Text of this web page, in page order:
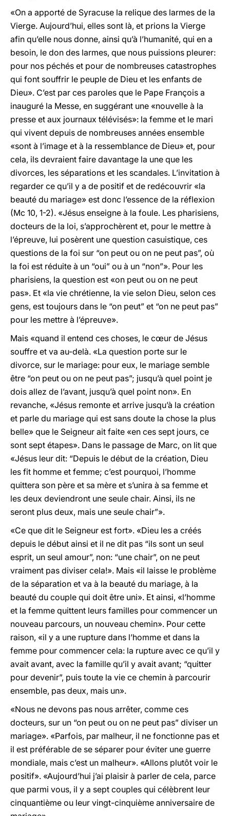
«On a apporté de Syracuse la relique des larmes de la
Vierge. Aujourd’hui, elles sont là, et prions la Vierge
afin qu’elle nous donne, ainsi qu’à l’humanité, qui en a
besoin, le don des larmes, que nous puissions pleurer:
pour nos péchés et pour de nombreuses catastrophes
qui font souffrir le peuple de Dieu et les enfants de
Dieu». C’est par ces paroles que le Pape François a
inauguré la Messe, en suggérant une «nouvelle à la
presse et aux journaux télévisés»: la femme et le mari
qui vivent depuis de nombreuses années ensemble
«sont à l’image et à la ressemblance de Dieu» et, pour
cela, ils devraient faire davantage la une que les
divorces, les séparations et les scandales. L’invitation à
regarder ce qu’il y a de positif et de redécouvrir «la
beauté du mariage» est donc l’essence de la réflexion
(Mc 10, 1-2). «Jésus enseigne à la foule. Les pharisiens,
docteurs de la loi, s’approchèrent et, pour le mettre à
l’épreuve, lui posèrent une question casuistique, ces
questions de la foi sur “on peut ou on ne peut pas”, où
la foi est réduite à un “oui” ou à un “non”». Pour les
pharisiens, la question est «on peut ou on ne peut
pas». Et «la vie chrétienne, la vie selon Dieu, selon ces
gens, est toujours dans le “on peut” et “on ne peut pas”
pour les mettre à l’épreuve».
Mais «quand il entend ces choses, le cœur de Jésus
souffre et va au-delà. «La question porte sur le
divorce, sur le mariage: pour eux, le mariage semble
être “on peut ou on ne peut pas”; jusqu’à quel point je
dois allez de l’avant, jusqu’à quel point non». En
revanche, «Jésus remonte et arrive jusqu’à la création
et parle du mariage qui est sans doute la chose la plus
belle» que le Seigneur ait faite «en ces sept jours, ce
sont sept étapes». Dans le passage de Marc, on lit que
«Jésus leur dit: “Depuis le début de la création, Dieu
les fit homme et femme; c’est pourquoi, l’homme
quittera son père et sa mère et s’unira à sa femme et
les deux deviendront une seule chair. Ainsi, ils ne
seront plus deux, mais une seule chair”».
«Ce que dit le Seigneur est fort». «Dieu les a créés
depuis le début ainsi et il ne dit pas “ils sont un seul
esprit, un seul amour”, non: “une chair”, on ne peut
vraiment pas diviser cela!». Mais «il laisse le problème
de la séparation et va à la beauté du mariage, à la
beauté du couple qui doit être uni». Et ainsi, «l’homme
et la femme quittent leurs familles pour commencer un
nouveau parcours, un nouveau chemin». Pour cette
raison, «il y a une rupture dans l’homme et dans la
femme pour commencer cela: la rupture avec ce qu’il y
avait avant, avec la famille qu’il y avait avant; “quitter
pour devenir”, puis toute la vie ce chemin à parcourir
ensemble, pas deux, mais un».
«Nous ne devons pas nous arrêter, comme ces
docteurs, sur un “on peut ou on ne peut pas” diviser un
mariage». «Parfois, par malheur, il ne fonctionne pas et
il est préférable de se séparer pour éviter une guerre
mondiale, mais c’est un malheur». «Allons plutôt voir le
positif». «Aujourd’hui j’ai plaisir à parler de cela, parce
que parmi vous, il y a sept couples qui célèbrent leur
cinquantième ou leur vingt-cinquième anniversaire de